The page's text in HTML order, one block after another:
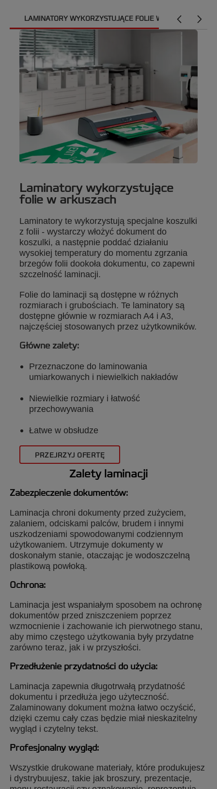
LAMINATORY WYKORZYSTUJĄCE FOLIE W ARKUSZACH
Laminatory wykorzystujące
folie w arkuszach
Laminatory te wykorzystują specjalne koszulki
z folii - wystarczy włożyć dokument do
koszulki, a następnie poddać działaniu
wysokiej temperatury do momentu zgrzania
brzegów folii dookoła dokumentu, co zapewni
szczelność laminacji.
Folie do laminacji są dostępne w różnych
rozmiarach i grubościach. Te laminatory są
dostępne głównie w rozmiarach A4 i A3,
najczęściej stosowanych przez użytkowników.
Główne zalety:
Przeznaczone do laminowania
umiarkowanych i niewielkich nakładów
Niewielkie rozmiary i łatwość
przechowywania
Łatwe w obsłudze
PRZEJRZYJ OFERTĘ
Laminatory automatyczne
Laminatory automatyczne to w pełni
znacznie lepszą wydajność niż tradycyjne
laminatory.
Model Foton 30 wyposażony jest w
innowacyjną na rynku technologię.
Użytkownicy mogą automatycznie laminować
do 30 dokumentów w formacie A4 lub A3 w
trakcie jednego cyklu lub przejść do trybu
ręcznego, aby zalaminować dokumenty o
niestandardowych formatach. Aby rozpocząć
laminację, wystarczy załadować kasetę z
dwustronną folią nawiniętą na rolkę, nie ma
Zalety laminacji
Zabezpieczenie dokumentów:
Laminacja chroni dokumenty przed zużyciem,
zalaniem, odciskami palców, brudem i innymi
uszkodzeniami spowodowanymi codziennym
użytkowaniem. Utrzymuje dokumenty w
doskonałym stanie, otaczając je wodoszczelną
plastikową powłoką.
Ochrona:
Laminacja jest wspaniałym sposobem na ochronę
dokumentów przed zniszczeniem poprzez
wzmocnienie i zachowanie ich pierwotnego stanu,
aby mimo częstego użytkowania były przydatne
zarówno teraz, jak i w przyszłości.
Przedłużenie przydatności do użycia:
Laminacja zapewnia długotrwałą przydatność
dokumentu i przedłuża jego użyteczność.
Zalaminowany dokument można łatwo oczyścić,
dzięki czemu cały czas będzie miał nieskazitelny
wygląd i czytelny tekst.
Profesjonalny wygląd:
Wszystkie drukowane materiały, które produkujesz
i dystrybuujesz, takie jak broszury, prezentacje,